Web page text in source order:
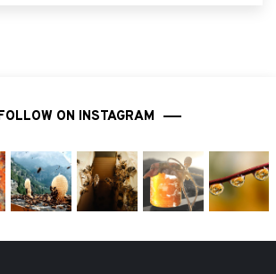
ON INSTAGRAM